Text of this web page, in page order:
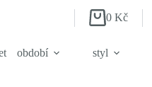
Shopping
0 Kč
období styl